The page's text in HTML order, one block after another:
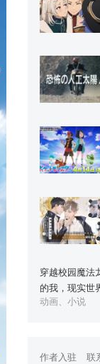
穿越校园魔法
的我，现实世
动画、小说
作者入驻 联